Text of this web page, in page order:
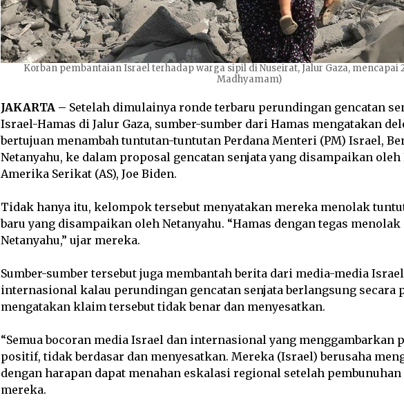
Korban pembantaian Israel terhadap warga sipil di Nuseirat, Jalur Gaza, mencapai
Madhyamam)
JAKARTA – Setelah dimulainya ronde terbaru perundingan gencatan
Israel-Hamas di Jalur Gaza, sumber-sumber dari Hamas mengatakan
bertujuan menambah tuntutan-tuntutan Perdana Menteri (PM) Israel,
Netanyahu, ke dalam proposal gencatan senjata yang disampaikan oleh
Amerika Serikat (AS), Joe Biden.
Tidak hanya itu, kelompok tersebut menyatakan mereka menolak
baru yang disampaikan oleh Netanyahu. “Hamas dengan tegas
Netanyahu,” ujar mereka.
Sumber-sumber tersebut juga membantah berita dari media-media
internasional kalau perundingan gencatan senjata berlangsung secara
mengatakan klaim tersebut tidak benar dan menyesatkan.
“Semua bocoran media Israel dan internasional yang menggambarkan
positif, tidak berdasar dan menyesatkan. Mereka (Israel) berusaha
dengan harapan dapat menahan eskalasi regional setelah pembunuhan
mereka.